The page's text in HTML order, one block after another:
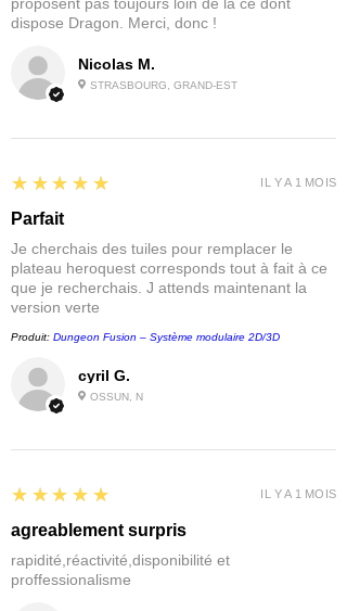
Nicolas M.
STRASBOURG, GRAND-EST
proposent pas toujours loin de là ce dont
dispose Dragon. Merci, donc !
cyril G.
OSSUN, N
5
★★★★★
Parfait
Je cherchais des tuiles pour remplacer le
plateau heroquest corresponds tout à fait à ce
que je recherchais. J attends maintenant la
version verte
Produit: Dungeon Fusion – Système modulaire 2D/3D
IL Y A 1 MOIS
5
★★★★★
agreablement surpris
rapidité,réactivité,disponibilité et
proffessionalisme
IL Y A 1 MOIS